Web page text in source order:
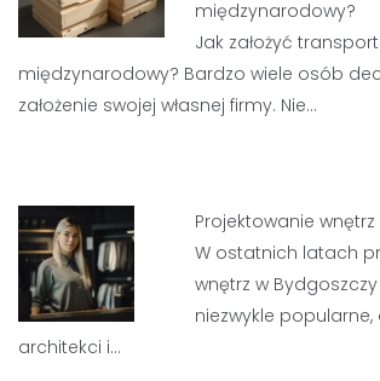
międzynarodowy?
Jak założyć transport
międzynarodowy? Bardzo wiele osób
założenie swojej własnej firmy. Nie…
Projektowanie
W ostatnich latach
wnętrz w Bydgoszczy
niezwykle popularne,
architekci i…